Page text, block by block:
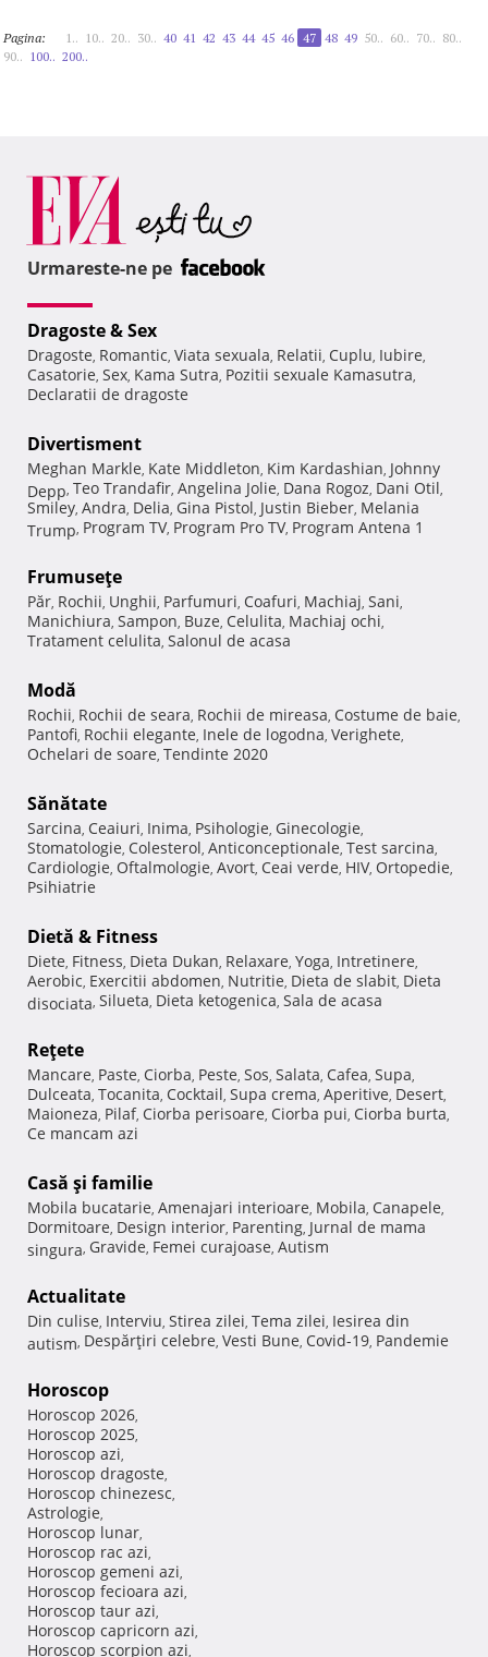
Pagina: 1.. 10.. 20.. 30.. 40 41 42 43 44 45 46 47 48 49 50.. 60.. 70.. 80..
90.. 100.. 200..
Urmareste-ne pe
Dragoste & Sex
Dragoste, Romantic, Viata sexuala, Relatii, Cuplu, Iubire,
Casatorie, Sex, Kama Sutra, Pozitii sexuale Kamasutra,
Declaratii de dragoste
Divertisment
Meghan Markle, Kate Middleton, Kim Kardashian, Johnny
Depp, Teo Trandafir, Angelina Jolie, Dana Rogoz, Dani Otil,
Smiley, Andra, Delia, Gina Pistol, Justin Bieber, Melania
Trump, Program TV, Program Pro TV, Program Antena 1
Frumuseţe
Păr, Rochii, Unghii, Parfumuri, Coafuri, Machiaj, Sani,
Manichiura, Sampon, Buze, Celulita, Machiaj ochi,
Tratament celulita, Salonul de acasa
Modă
Rochii, Rochii de seara, Rochii de mireasa, Costume de baie,
Pantofi, Rochii elegante, Inele de logodna, Verighete,
Ochelari de soare, Tendinte 2020
Sănătate
Sarcina, Ceaiuri, Inima, Psihologie, Ginecologie,
Stomatologie, Colesterol, Anticonceptionale, Test sarcina,
Cardiologie, Oftalmologie, Avort, Ceai verde, HIV, Ortopedie,
Psihiatrie
Dietă & Fitness
Diete, Fitness, Dieta Dukan, Relaxare, Yoga, Intretinere,
Aerobic, Exercitii abdomen, Nutritie, Dieta de slabit, Dieta
disociata, Silueta, Dieta ketogenica, Sala de acasa
Reţete
Mancare, Paste, Ciorba, Peste, Sos, Salata, Cafea, Supa,
Dulceata, Tocanita, Cocktail, Supa crema, Aperitive, Desert,
Maioneza, Pilaf, Ciorba perisoare, Ciorba pui, Ciorba burta,
Ce mancam azi
Casă şi familie
Mobila bucatarie, Amenajari interioare, Mobila, Canapele,
Dormitoare, Design interior, Parenting, Jurnal de mama
singura, Gravide, Femei curajoase, Autism
Actualitate
Din culise, Interviu, Stirea zilei, Tema zilei, Iesirea din
autism, Despărţiri celebre, Vesti Bune, Covid-19, Pandemie
Horoscop
Horoscop 2026,
Horoscop 2025,
Horoscop azi,
Horoscop dragoste,
Horoscop chinezesc,
Astrologie,
Horoscop lunar,
Horoscop rac azi,
Horoscop gemeni azi,
Horoscop fecioara azi,
Horoscop taur azi,
Horoscop capricorn azi,
Horoscop scorpion azi,